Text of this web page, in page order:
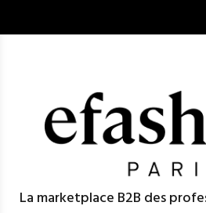
La marketplace B2B des